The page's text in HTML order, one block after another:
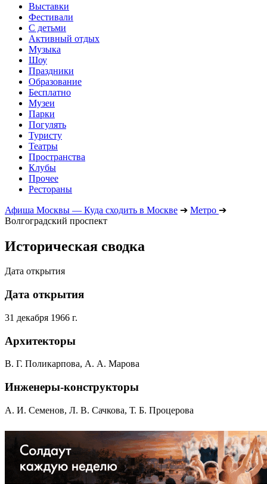
Выставки
Фестивали
С детьми
Активный отдых
Музыка
Шоу
Праздники
Образование
Бесплатно
Музеи
Парки
Погулять
Туристу
Театры
Пространства
Клубы
Прочее
Рестораны
Афиша Москвы — Куда сходить в Москве ➔ Метро ➔
Волгоградский проспект
Историческая сводка
Дата открытия
Дата открытия
31 декабря 1966 г.
Архитекторы
В. Г. Поликарпова, А. А. Марова
Инженеры-конструкторы
А. И. Семенов, Л. В. Сачкова, Т. Б. Процерова